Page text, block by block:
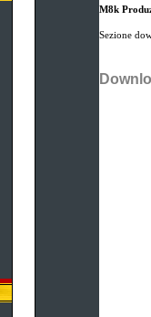
M8k
Sezione